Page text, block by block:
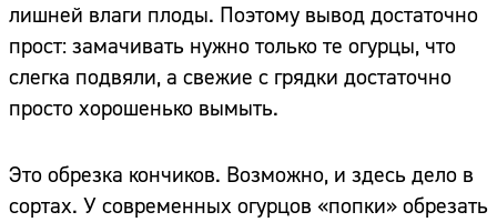
лишней влаги плоды. Поэтому вывод достаточно
прост: замачивать нужно только те огурцы, что
слегка подвяли, а свежие с грядки достаточно
просто хорошенько вымыть.
Это обрезка кончиков. Возможно, и здесь дело в
сортах. У современных огурцов «попки» обрезать